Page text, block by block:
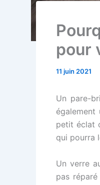
pour
11 juin 2021
Un pare-
également
petit éclat
qui pourra
Un verre
pas